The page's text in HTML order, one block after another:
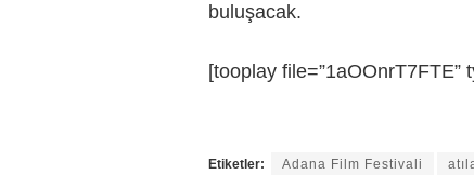
buluşacak.
[tooplay file=”1aOOnrT7FTE”
Etiketler: Adana Film Festivali